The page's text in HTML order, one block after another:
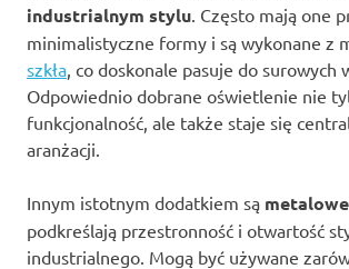
industrialnym stylu . Często mają one
minimalistyczne formy i są wykonane z
szkła , co doskonale pasuje do surowych
Odpowiednio dobrane oświetlenie nie
funkcjonalność, ale także staje się
aranżacji.
Innym istotnym dodatkiem są
podkreślają przestronność i otwartość
industrialnego. Mogą być używane